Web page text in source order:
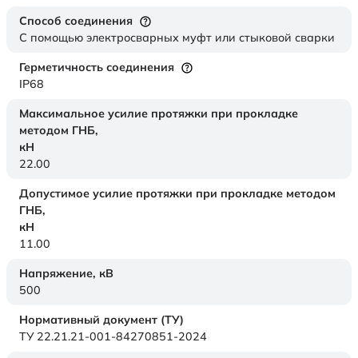
Способ соединения
С помощью электросварных муфт или стыковой сварки
Герметичность соединения
IP68
Максимальное усилие протяжки при прокладке
методом ГНБ,
кН
22.00
Допустимое усилие протяжки при прокладке методом
ГНБ,
кН
11.00
Напряжение, кВ
500
Нормативный документ (ТУ)
ТУ 22.21.21-001-84270851-2024